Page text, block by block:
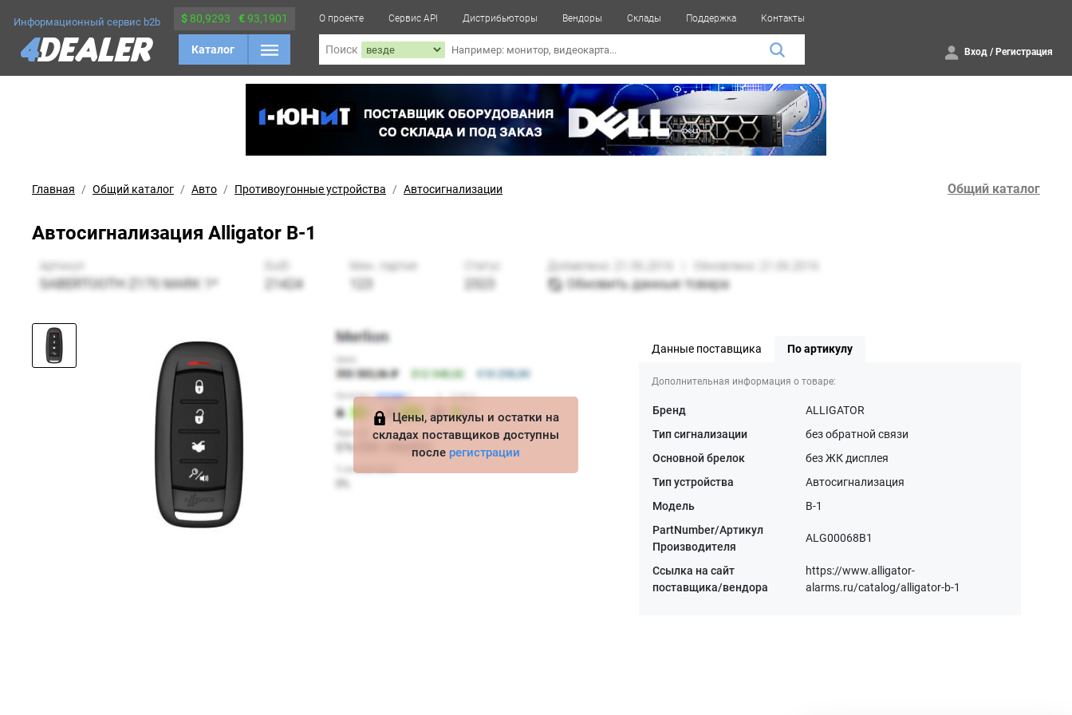
Информационный сервис b2b $ 80,9293 €93,1901
Каталог
О проекте Сервис API Дистрибьюторы Вендоры Склады Поддержка Контакты
Поиск Вход / Регистрация
Главная Общий каталог Авто Противоугонные устройства Автосигнализации Общий каталог
Автосигнализация Alligator B-1
Цены, артикулы и остатки на
складах поставщиков доступны
после регистрации
Данные поставщика По артикулу
Дополнительная информация о товаре:
Бренд
ALLIGATOR
Тип сигнализации
без обратной связи
Основной брелок
без ЖК дисплея
Тип устройства
Автосигнализация
Модель
B-1
PartNumber/Артикул
Производителя
ALG00068B1
Ссылка на сайт
поставщика/вендора
https://www.alligator-
alarms.ru/catalog/alligator-b-1